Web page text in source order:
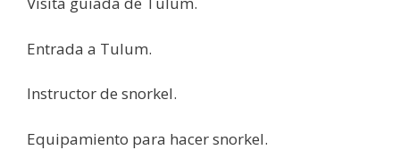
Entrada a Tulum.
Instructor de snorkel.
Equipamiento para hacer snorkel.